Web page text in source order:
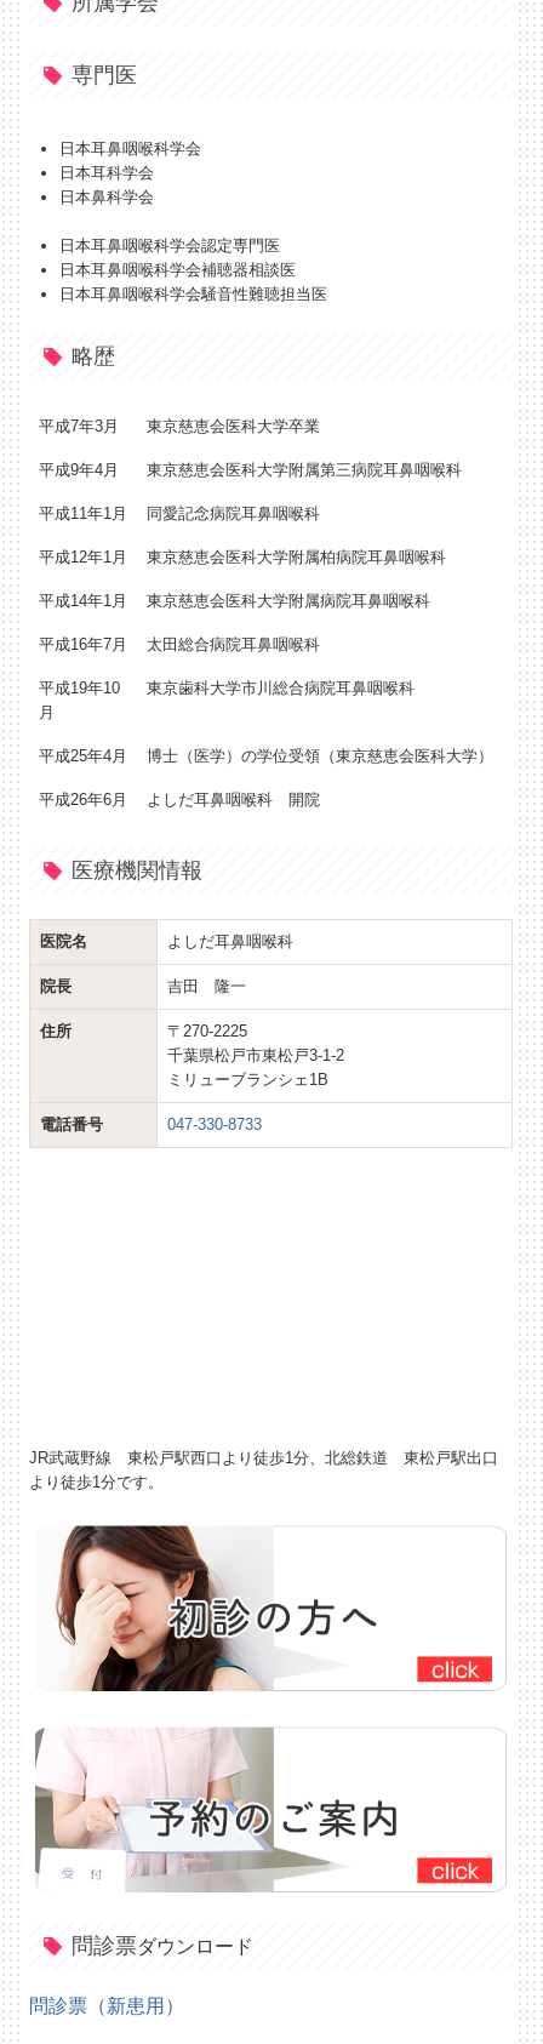
専門医
日本耳鼻咽喉科学会
日本耳科学会
日本鼻科学会
日本耳鼻咽喉科学会認定専門医
日本耳鼻咽喉科学会補聴器相談医
日本耳鼻咽喉科学会騒音性難聴担当医
略歴
平成7年3月 東京慈恵会医科大学卒業
平成9年4月 東京慈恵会医科大学附属第三病院耳鼻咽喉科
平成11年1月 同愛記念病院耳鼻咽喉科
平成12年1月 東京慈恵会医科大学附属柏病院耳鼻咽喉科
平成14年1月 東京慈恵会医科大学附属病院耳鼻咽喉科
平成16年7月 太田総合病院耳鼻咽喉科
平成19年10
月
東京歯科大学市川総合病院耳鼻咽喉科
平成25年4月 博士（医学）の学位受領（東京慈恵会医科大学）
平成26年6月 よしだ耳鼻咽喉科 開院
医療機関情報
医院名 よしだ耳鼻咽喉科
院長 吉田 隆一
住所
〒270-2225
千葉県松戸市東松戸3-1-2
ミリューブランシェ1B
電話番号 047-330-8733
JR武蔵野線 東松戸駅西口より徒歩1分、北総鉄道 東松戸駅出口
より徒歩1分です。
問診票ダウンロード
問診票（新患用）